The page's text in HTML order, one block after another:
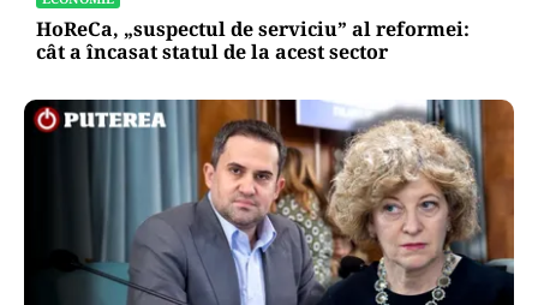
HoReCa, „suspectul de serviciu” al reformei:
cât a încasat statul de la acest sector